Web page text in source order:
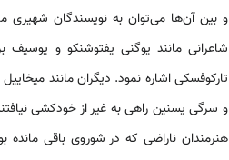
و بین آن‌ها می‌توان به نویسندگان شهیری
شاعرانی مانند یوگنی یفتوشنکو و یوسیف
تارکوفسکی اشاره نمود. دیگران مانند
و سرگی یسنین راهی به غیر از خودکشی
هنرمندان ناراضی که در شوروی باقی مانده